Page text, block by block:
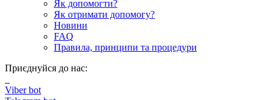
Як допомогти?
Як отримати допомогу?
Новини
FAQ
Правила, принципи та процедури
Приєднуйся до нас:
Viber bot